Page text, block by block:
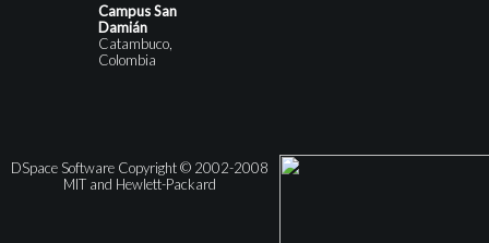
Campus San
Damián
Catambuco,
Colombia
DSpace Software Copyright © 2002-2008
MIT and Hewlett-Packard